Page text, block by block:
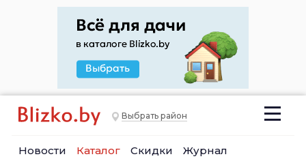
Выбрать район
Новости Каталог Скидки Журнал